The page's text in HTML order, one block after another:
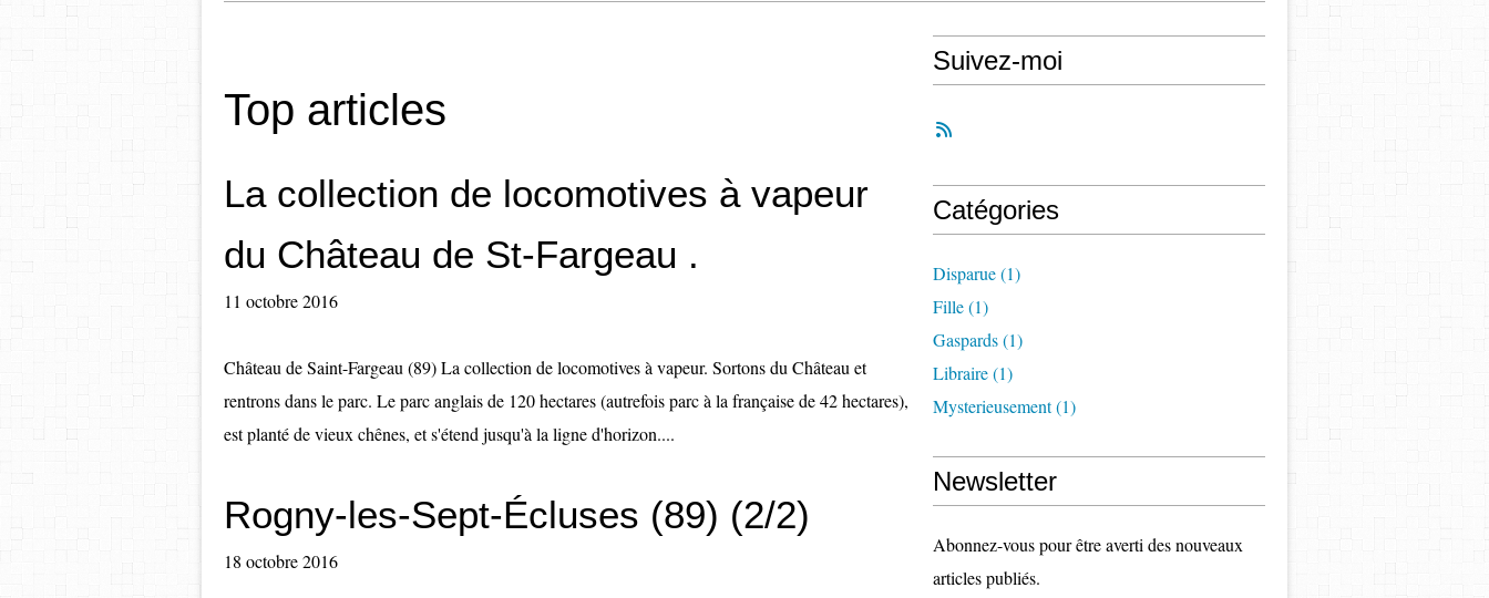
Top articles
La collection de locomotives à vapeur
du Château de St-Fargeau .
11 octobre 2016
Château de Saint-Fargeau (89) La collection de locomotives à vapeur. Sortons du Château et
rentrons dans le parc. Le parc anglais de 120 hectares (autrefois parc à la française de 42 hectares),
est planté de vieux chênes, et s'étend jusqu'à la ligne d'horizon....
Rogny-les-Sept-Écluses (89) (2/2)
18 octobre 2016
Suivez-moi
Catégories
Disparue(1)
Fille(1)
Gaspards(1)
Libraire(1)
Mysterieusement(1)
Newsletter
Abonnez-vous pour être averti des nouveaux
articles publiés.